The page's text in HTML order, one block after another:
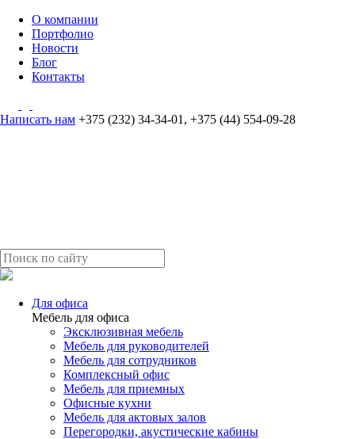
О компании
Портфолио
Новости
Блог
Контакты
Написать нам +375 (232) 34-34-01 , +375 (44) 554-09-28
Для офиса
Мебель для офиса
Эксклюзивная мебель
Мебель для руководителей
Мебель для сотрудников
Комплексный офис
Мебель для приемных
Офисные кухни
Мебель для актовых залов
Перегородки, акустические кабины